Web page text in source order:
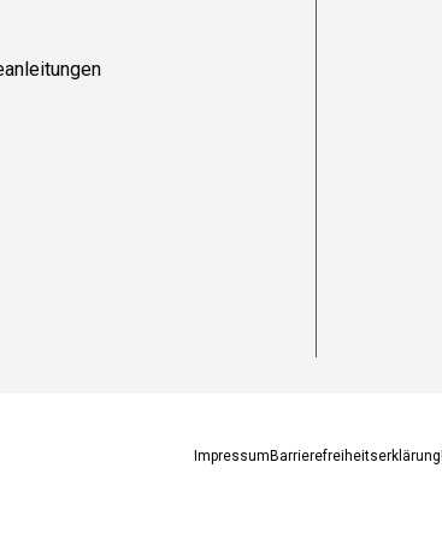
Impressum Barrierefreiheitserklärung